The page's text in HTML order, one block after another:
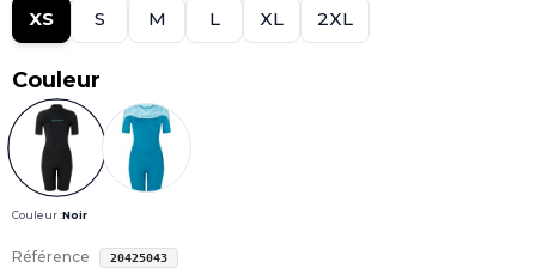
XS S M L XL 2XL
Couleur
Couleur :Noir
Référence 20425043